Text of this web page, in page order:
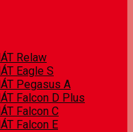
Relaw
Eagle S
Pegasus A
Falcon D Plus
Falcon C
Falcon E